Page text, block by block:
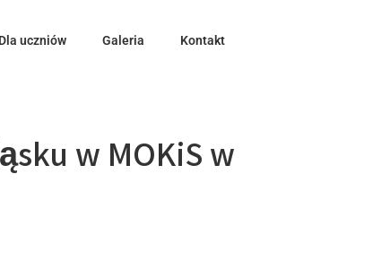
Dla uczniów Galeria Kontakt
w MOKiS w